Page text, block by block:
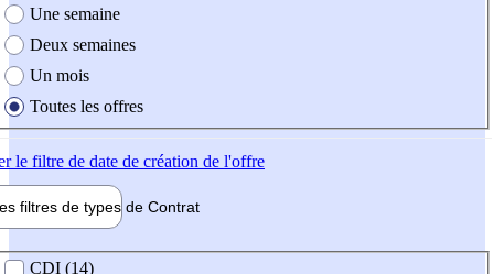
Une semaine
Deux semaines
Un mois
Toutes les offres
le filtre de date de création de l'offre
filtres de types de Contrat
contrat
CDI (14)